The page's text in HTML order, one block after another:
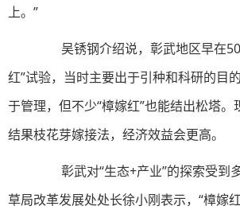
上。”
吴锈钢介绍说，彰武地区早在50
红”试验，当时主要出于引种和科研的目
于管理，但不少“樟嫁红”也能结出松塔
结果枝花芽嫁接法，经济效益会更高。
彰武对“生态+产业”的探索受到
草局改革发展处处长徐小刚表示，“樟嫁